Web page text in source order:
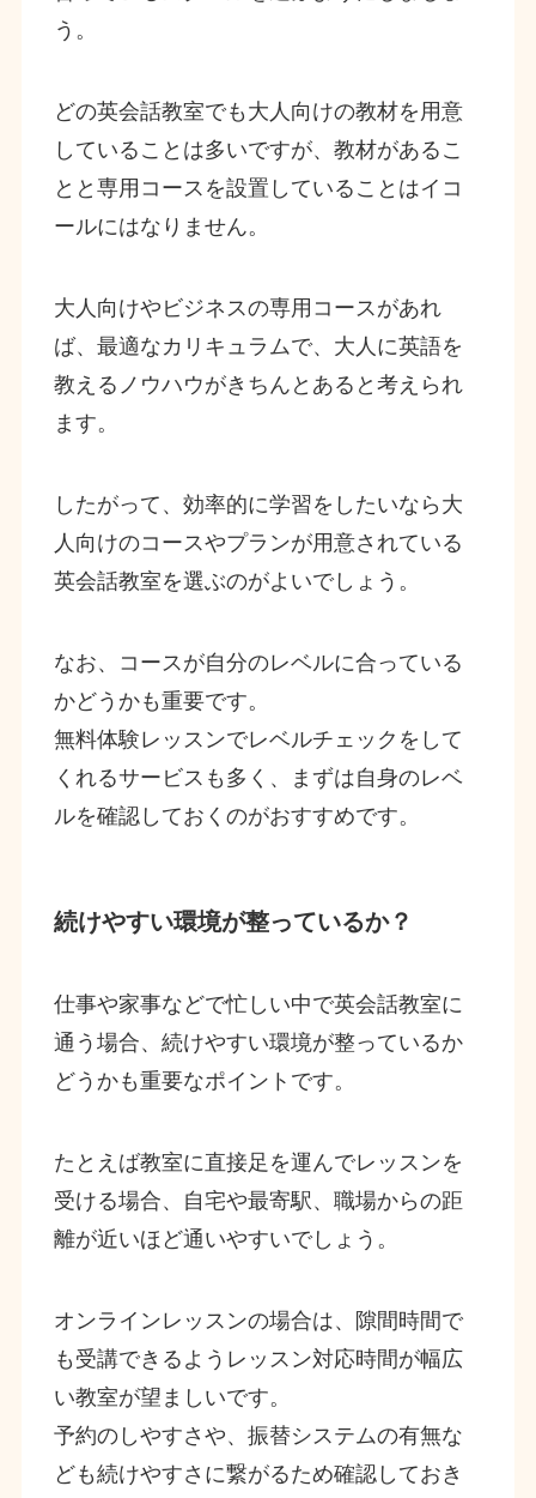
う。
どの英会話教室でも大人向けの教材を用意
していることは多いですが、教材があるこ
とと専用コースを設置していることはイコ
ールにはなりません。
大人向けやビジネスの専用コースがあれ
ば、最適なカリキュラムで、大人に英語を
教えるノウハウがきちんとあると考えられ
ます。
したがって、効率的に学習をしたいなら大
人向けのコースやプランが用意されている
英会話教室を選ぶのがよいでしょう。
なお、コースが自分のレベルに合っている
かどうかも重要です。
無料体験レッスンでレベルチェックをして
くれるサービスも多く、まずは自身のレベ
ルを確認しておくのがおすすめです。
続けやすい環境が整っているか？
仕事や家事などで忙しい中で英会話教室に
通う場合、続けやすい環境が整っているか
どうかも重要なポイントです。
たとえば教室に直接足を運んでレッスンを
受ける場合、自宅や最寄駅、職場からの距
離が近いほど通いやすいでしょう。
オンラインレッスンの場合は、隙間時間で
も受講できるようレッスン対応時間が幅広
い教室が望ましいです。
予約のしやすさや、振替システムの有無な
ども続けやすさに繋がるため確認しておき